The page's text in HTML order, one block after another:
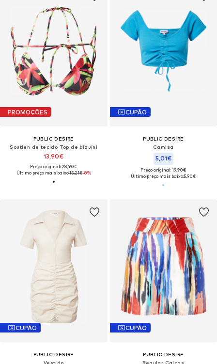
PROMOÇÕES
PUBLIC DESIRE
Soutien de tecido Top de biquíni
13,90€
Preço original: 28,90€
Último preço mais baixo:15,21€-8%
CUPÃO
PUBLIC DESIRE
Camisa
5,01€
Preço original: 19,90€
Último preço mais baixo:5,90€
CUPÃO
PUBLIC DESIRE
Vestido
CUPÃO
PUBLIC DESIRE
Regular Calças